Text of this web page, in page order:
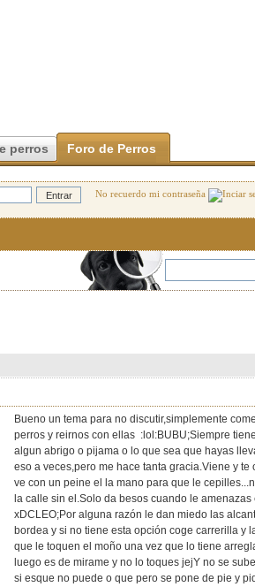
perros Foro de Perros
No recuerdo mi contraseña
Bueno un tema para no discutir,simplemente
perros y reirnos con ellas :lol:BUBU;Siempre
algun abrigo o pijama o lo que sea que hayas
eso a veces,pero me hace tanta gracia.Viene y te
ve con un peine el la mano para que le
la calle sin el.Solo da besos cuando le
xDCLEO;Por alguna razón le dan miedo las
bordea y si no tiene esta opción coge carrerilla y
que le toquen el moño una vez que lo tiene
luego es de mirame y no lo toques jejY no se
si esque no puede o que pero se pone de pie y